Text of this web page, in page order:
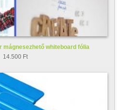
mágnesezhető whiteboard fólia
14.500 Ft